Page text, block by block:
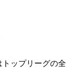
ップリーグの全